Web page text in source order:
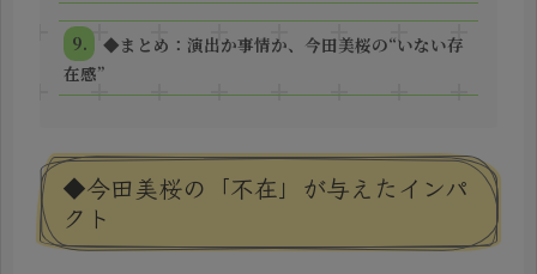
◆まとめ：演出か事情か、今田美桜の“いない存
在感”
◆今田美桜の「不在」が与えたインパ
クト